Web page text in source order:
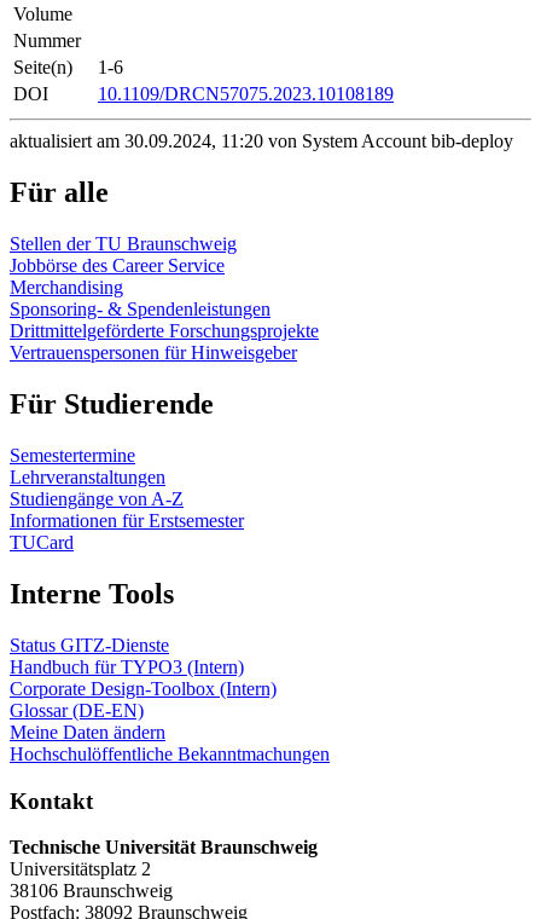
Volume
Nummer
Seite(n)
1-6
DOI
10.1109/DRCN57075.2023.10108189
aktualisiert am 30.09.2024, 11:20 von System Account bib-deploy
Für alle
Stellen der TU Braunschweig
Jobbörse des Career Service
Merchandising
Sponsoring- & Spendenleistungen
Drittmittelgeförderte Forschungsprojekte
Vertrauenspersonen für Hinweisgeber
Für Studierende
Semestertermine
Lehrveranstaltungen
Studiengänge von A-Z
Informationen für Erstsemester
TUCard
Interne Tools
Status GITZ-Dienste
Handbuch für TYPO3 (Intern)
Corporate Design-Toolbox (Intern)
Glossar (DE-EN)
Meine Daten ändern
Hochschulöffentliche Bekanntmachungen
Kontakt
Technische Universität Braunschweig
Universitätsplatz 2
38106 Braunschweig
Postfach: 38092 Braunschweig